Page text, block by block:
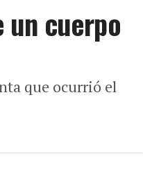
un cuerpo
que ocurrió el